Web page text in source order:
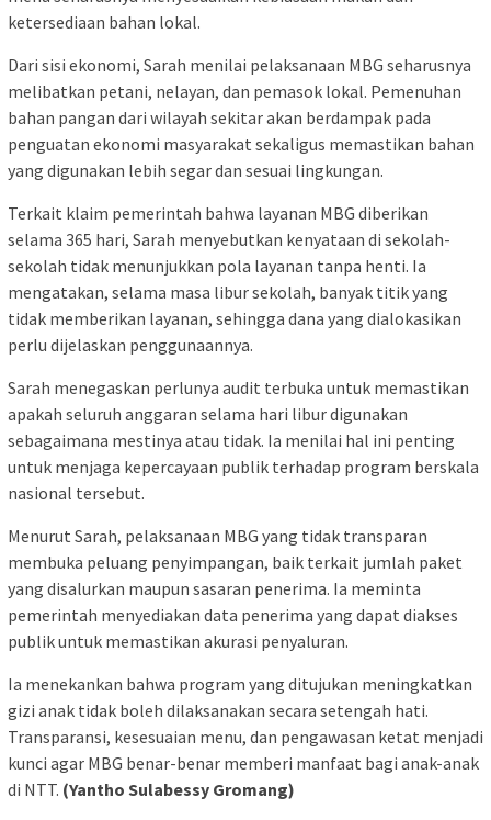
ketersediaan bahan lokal.
Dari sisi ekonomi, Sarah menilai pelaksanaan MBG seharusnya
melibatkan petani, nelayan, dan pemasok lokal. Pemenuhan
bahan pangan dari wilayah sekitar akan berdampak pada
penguatan ekonomi masyarakat sekaligus memastikan bahan
yang digunakan lebih segar dan sesuai lingkungan.
Terkait klaim pemerintah bahwa layanan MBG diberikan
selama 365 hari, Sarah menyebutkan kenyataan di sekolah-
sekolah tidak menunjukkan pola layanan tanpa henti. Ia
mengatakan, selama masa libur sekolah, banyak titik yang
tidak memberikan layanan, sehingga dana yang dialokasikan
perlu dijelaskan penggunaannya.
Sarah menegaskan perlunya audit terbuka untuk memastikan
apakah seluruh anggaran selama hari libur digunakan
sebagaimana mestinya atau tidak. Ia menilai hal ini penting
untuk menjaga kepercayaan publik terhadap program berskala
nasional tersebut.
Menurut Sarah, pelaksanaan MBG yang tidak transparan
membuka peluang penyimpangan, baik terkait jumlah paket
yang disalurkan maupun sasaran penerima. Ia meminta
pemerintah menyediakan data penerima yang dapat diakses
publik untuk memastikan akurasi penyaluran.
Ia menekankan bahwa program yang ditujukan meningkatkan
gizi anak tidak boleh dilaksanakan secara setengah hati.
Transparansi, kesesuaian menu, dan pengawasan ketat menjadi
kunci agar MBG benar-benar memberi manfaat bagi anak-anak
di NTT. (Yantho Sulabessy Gromang)